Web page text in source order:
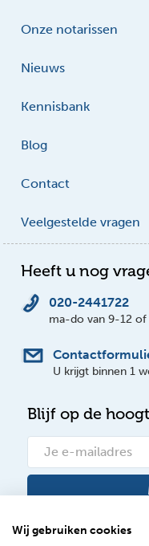
Onze notarissen
Nieuws
Kennisbank
Blog
Contact
Veelgestelde vragen
Heeft u nog
020-2441722
ma-do van 9-12
U krijgt binnen 1
Blijf op de
Wij gebruiken cookies